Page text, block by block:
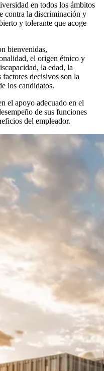
en todos los ámbitos
contra la discriminación y
y tolerante que acoge
bienvenidas,
el origen étnico y
la edad, la
decisivos son la
los candidatos.
el apoyo adecuado en el
de sus funciones
del empleador.